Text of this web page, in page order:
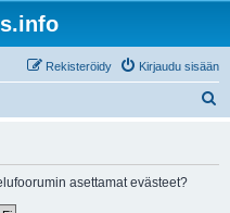
Kirjaudu sisään
Rekisteröidy
asettamat evästeet?